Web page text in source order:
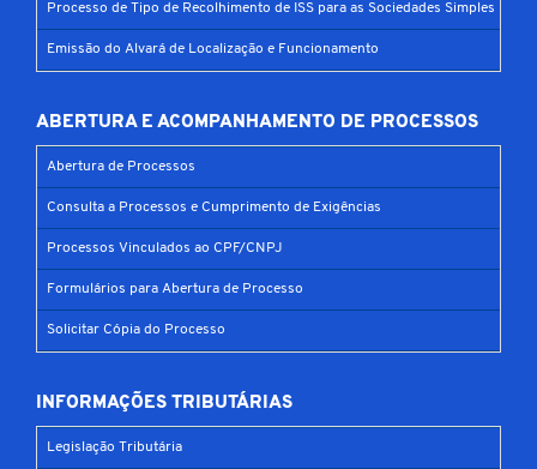
Processo de Tipo de Recolhimento de ISS para as Sociedades Simples
Emissão do Alvará de Localização e Funcionamento
ABERTURA E ACOMPANHAMENTO DE PROCESSOS
Abertura de Processos
Consulta a Processos e Cumprimento de Exigências
Processos Vinculados ao CPF/CNPJ
Formulários para Abertura de Processo
Solicitar Cópia do Processo
INFORMAÇÕES TRIBUTÁRIAS
Legislação Tributária